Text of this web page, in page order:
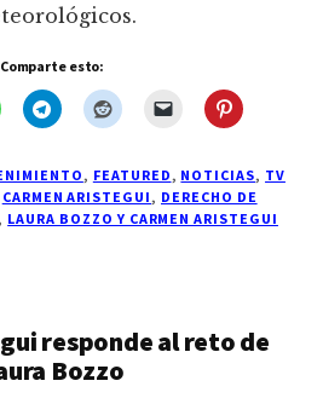
Comparte esto:
, FEATURED , NOTICIAS, TV
CARMEN ARISTEGUI , DERECHO DE
, LAURA BOZZO Y CARMEN ARISTEGUI
responde al reto de
Bozzo